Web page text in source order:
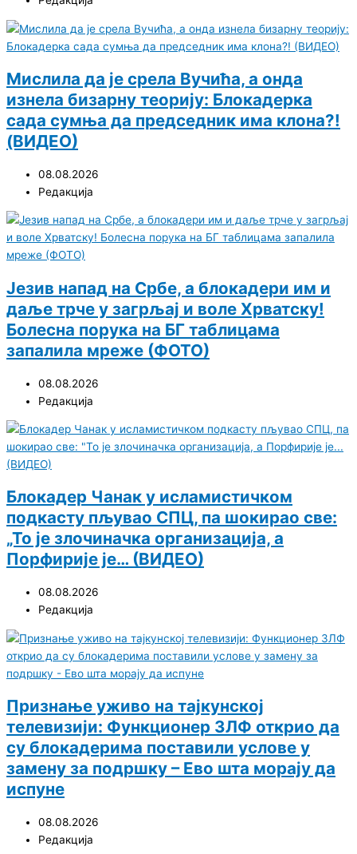
Мислила да је срела Вучића, а онда
изнела бизарну теорију: Блокадерка
сада сумња да председник има клона?!
(ВИДЕО)
08.08.2026
Редакција
Језив напад на Србе, а блокадери им и
даље трче у загрљај и воле Хрватску!
Болесна порука на БГ таблицама
запалила мреже (ФОТО)
08.08.2026
Редакција
Блокадер Чанак у исламистичком
подкасту пљувао СПЦ, па шокирао све:
„То је злочиначка организација, а
Порфирије је… (ВИДЕО)
08.08.2026
Редакција
Признање уживо на тајкунској
телевизији: Функционер ЗЛФ открио да
су блокадерима поставили услове у
замену за подршку – Ево шта морају да
испуне
08.08.2026
Редакција